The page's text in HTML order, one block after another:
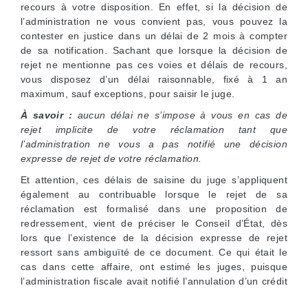
recours à votre disposition. En effet, si la décision de
l’administration ne vous convient pas, vous pouvez la
contester en justice dans un délai de 2 mois à compter
de sa notification. Sachant que lorsque la décision de
rejet ne mentionne pas ces voies et délais de recours,
vous disposez d’un délai raisonnable, fixé à 1 an
maximum, sauf exceptions, pour saisir le juge.
À savoir : aucun délai ne s’impose à vous en cas de
rejet implicite de votre réclamation tant que
l’administration ne vous a pas notifié une décision
expresse de rejet de votre réclamation.
Et attention, ces délais de saisine du juge s’appliquent
également au contribuable lorsque le rejet de sa
réclamation est formalisé dans une proposition de
redressement, vient de préciser le Conseil d’État, dès
lors que l’existence de la décision expresse de rejet
ressort sans ambiguïté de ce document. Ce qui était le
cas dans cette affaire, ont estimé les juges, puisque
l’administration fiscale avait notifié l’annulation d’un crédit